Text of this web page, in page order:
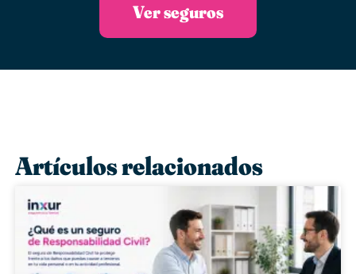
Ver seguros
Artículos relacionados